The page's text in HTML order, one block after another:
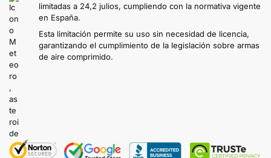
limitadas a 24,2 julios, cumpliendo con la normativa vigente
en España.
Esta limitación permite su uso sin necesidad de licencia,
garantizando el cumplimiento de la legislación sobre armas
de aire comprimido.